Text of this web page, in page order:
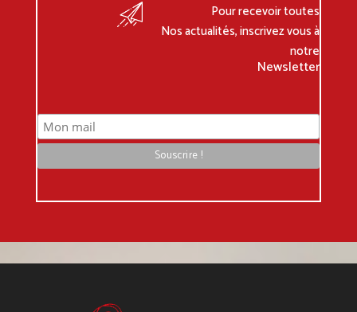
Pour recevoir toutes
Nos actualités, inscrivez vous à
notre
Newsletter